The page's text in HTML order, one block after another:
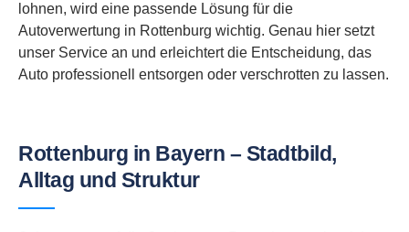
lohnen, wird eine passende Lösung für die
Autoverwertung in Rottenburg wichtig. Genau hier setzt
unser Service an und erleichtert die Entscheidung, das
Auto professionell entsorgen oder verschrotten zu lassen.
Rottenburg in Bayern – Stadtbild,
Alltag und Struktur